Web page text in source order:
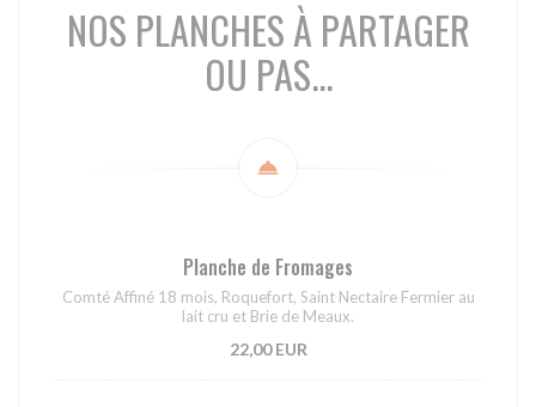
NOS PLANCHES À PARTAGER
OU PAS...
Planche de Fromages
Comté Affiné 18 mois, Roquefort, Saint Nectaire Fermier au
lait cru et Brie de Meaux.
22,00 EUR